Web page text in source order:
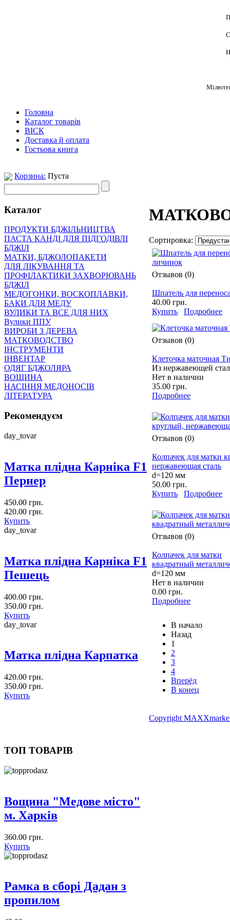
Головна
Каталог товарів
ВІСК
Доставка й оплата
Гостьова книга
Корзина: Пуста
Каталог
ПРОДУКТИ БДЖІЛЬНИЦТВА
ПАСТА КАНДІ ДЛЯ ПІДГОДІВЛІ
БДЖІЛ
МАТКИ, БДЖОЛОПАКЕТИ
ДЛЯ ЛІКУВАННЯ ТА
ПРОФІЛАКТИКИ ЗАХВОРЮВАНЬ
БДЖІЛ
МЕДОГОНКИ, ВОСКОПЛАВКИ,
БАКИ ДЛЯ МЕДУ
ВУЛИКИ ТА ВСЕ ДЛЯ НИХ
Вулики ППУ
ВИРОБИ З ДЕРЕВА
МАТКОВОДСТВО
ІНСТРУМЕНТИ
ІНВЕНТАР
ОДЯГ БДЖОЛЯРА
ВОЩИНА
НАСІННЯ МЕДОНОСІВ
ЛІТЕРАТУРА
Рекомендуєм
day_tovar
Матка плідна Карніка F1
Пернер
450.00 грн.
420.00 грн.
Купить
day_tovar
Матка плідна Карніка F1
Пешець
400.00 грн.
350.00 грн.
Купить
day_tovar
Матка плідна Карпатка
420.00 грн.
350.00 грн.
Купить
ТОП ТОВАРІВ
Вощина "Медове місто"
м. Харків
360.00 грн.
Купить
Рамка в сборі Дадан з
пропилом
Сортировка:
Отзывов (0)
Шпатель для
40.00 грн.
Купить
Подробнее
Отзывов (0)
Клеточка маточная
Из нержавеющей
Нет в наличии
35.00 грн.
Подробнее
Отзывов (0)
Колпачек для матки
нержавеющая сталь
d=120 мм
50.00 грн.
Купить
Подробнее
Отзывов (0)
Колпачек для матки
квадратный
d=120 мм
Нет в наличии
0.00 грн.
Подробнее
В начало
Назад
1
2
3
4
Вперёд
В конец
Copyright